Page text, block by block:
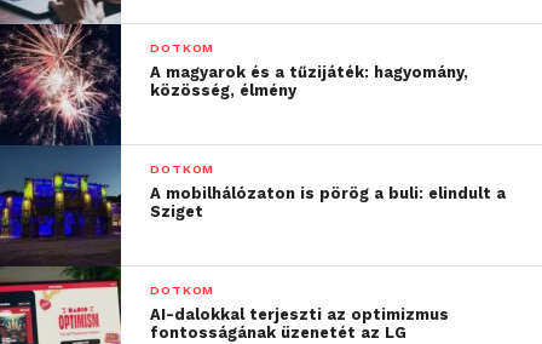
DOTKOM
A magyarok és a tűzijáték: hagyomány,
közösség, élmény
DOTKOM
A mobilhálózaton is pörög a buli: elindult a
Sziget
DOTKOM
AI-dalokkal terjeszti az optimizmus
fontosságának üzenetét az LG